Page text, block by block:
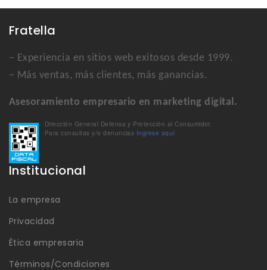
Fratella
– Experiencia en sitios web exitosos desde 1999.
– Más ventas, más clientes, más ganancias.
Asesoramiento empresario en marketing digital.
Dirección General Defensa y Protección al Consumidor.
Para consultas y/o denuncias Ingrese aquí
Institucional
La empresa
Privacidad
Ética empresaria
Términos/Condiciones